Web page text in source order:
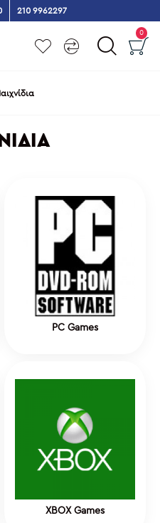
210 9962297
0
PC Games
XBOX Games